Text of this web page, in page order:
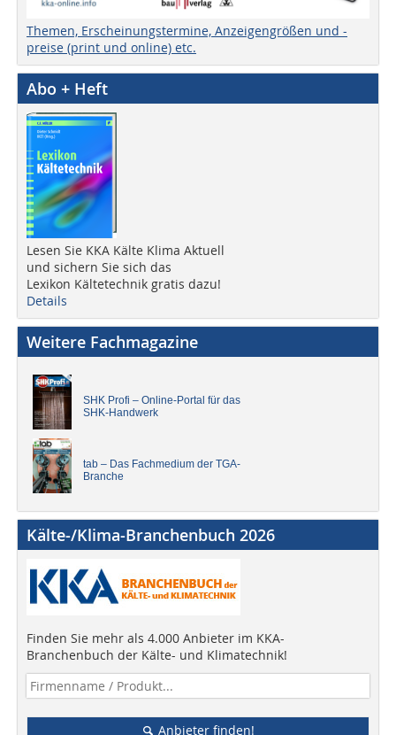
Themen, Erscheinungstermine, Anzeigengrößen und -
preise (print und online) etc.
Abo + Heft
Lesen Sie KKA Kälte Klima Aktuell
und sichern Sie sich das
Lexikon Kältetechnik gratis dazu!
Details
Weitere Fachmagazine
SHK Profi – Online-Portal für das
SHK-Handwerk
tab – Das Fachmedium der TGA-
Branche
Kälte-/Klima-Branchenbuch 2026
Finden Sie mehr als 4.000 Anbieter im KKA-
Branchenbuch der Kälte- und Klimatechnik!
Anbieter finden!